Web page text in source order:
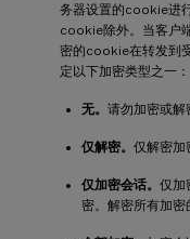
务器设置的cookie进
cookie除外。当客户
密的cookie在转发到
定以下加密类型之一：
无。 请勿加密或解
仅解密。 仅解密加
仅加密会话。 仅加
密。解密所有加密